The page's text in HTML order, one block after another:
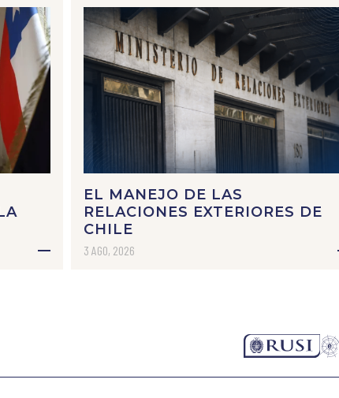
EL MANEJO DE LAS
RELACIONES EXTERIORES DE
CHILE
3 AGO, 2026